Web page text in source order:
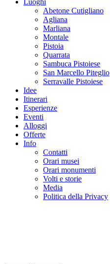
Luoghi
Abetone Cutigliano
Agliana
Marliana
Montale
Pistoia
Quarrata
Sambuca Pistoiese
San Marcello Piteglio
Serravalle Pistoiese
Idee
Itinerari
Esperienze
Eventi
Alloggi
Offerte
Info
Contatti
Orari musei
Orari monumenti
Volti e storie
Media
Politica della Privacy